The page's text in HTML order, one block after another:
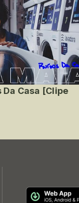
Da Casa [Clipe